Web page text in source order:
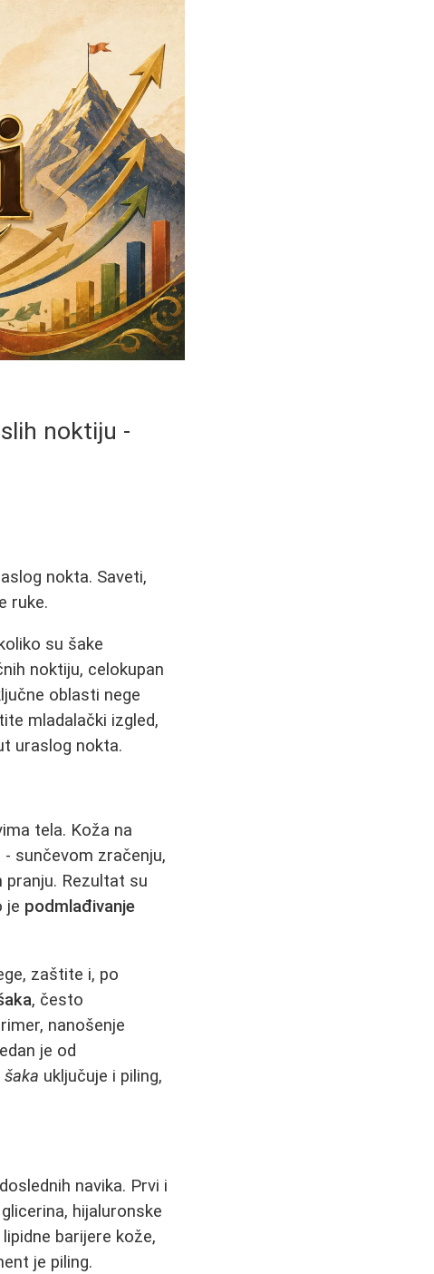
noktiju -
nokta. Saveti,
ruke.
su šake
noktiju, celokupan
oblasti nege
mladalački izgled,
uraslog nokta.
tela. Koža na
sunčevom zračenju,
Rezultat su
je podmlađivanje
zaštite i, po
, često
nanošenje
je od
uključuje i piling,
navika. Prvi i
hijaluronske
barijere kože,
je piling.